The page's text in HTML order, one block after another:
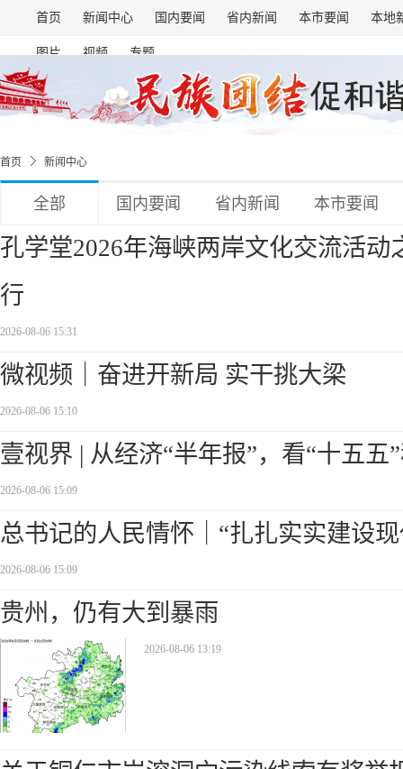
首页 新闻中心 国内要闻 省内新闻 本市要闻 本地
图片 视频 专题
首页 新闻中心
全部 国内要闻 省内新闻 本市要闻
孔学堂2026年海峡两岸文化交流活动
行
2026-08-06 15:31
微视频｜奋进开新局 实干挑大梁
2026-08-06 15:10
壹视界 | 从经济“半年报”，看“十五五
2026-08-06 15:09
总书记的人民情怀｜“扎扎实实建设
2026-08-06 15:09
贵州，仍有大到暴雨
2026-08-06 13:19